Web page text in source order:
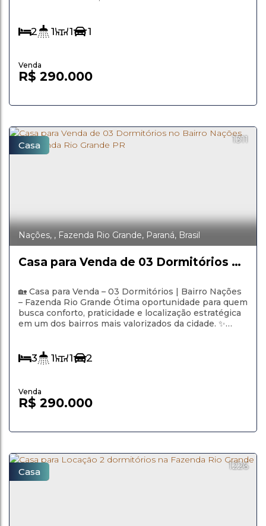
R$ 290.000
2 1 1 1
aconchegantes; Sala e cozinha conjugadas, em
1311
Casa
Casa para Venda de 03 Dormitórios no
Grande PR
R$ 290.000
Nações , Fazenda Rio Grande, Paraná, Brasil
3 1 1 2
🏡 Casa para Venda – 03 Dormitórios | Bairro Nações
– Fazenda Rio Grande Ótima oportunidade para quem
busca conforto, praticidade e localização estratégica
em um dos bairros mais valorizados da cidade. ✨
modulada conjugada com a sala Banheiro com box
Área de...
1226
Casa